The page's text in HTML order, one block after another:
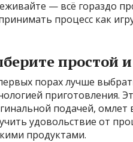
— всё гораздо
процесс как
простой
порах лучше
приготовления.
подачей, омлет
удовольствие от
продуктами.